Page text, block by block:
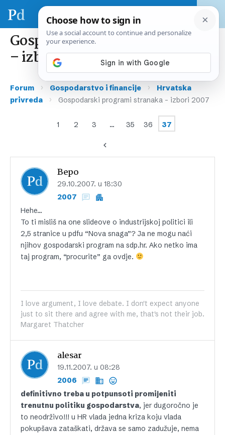
Gospodarski programi stranaka
– izbori 2007
Forum › Gospodarstvo i financije ›
Hrvatska
privreda
› Gospodarski programi stranaka – izbori 2007
1 2 3 … 35 36 37
Bepo
29.10.2007. u 18:30
2007
Hehe…
To ti misliš na one slideove o industrijskoj politici ili
2,5 stranice u pdfu “Nova snaga”? Ja ne mogu naći
njihov gospodarski program na sdp.hr. Ako netko ima
taj program, “procurite” ga ovdje.
I love argument, I love debate. I don't expect anyone
just to sit there and agree with me, that's not their job.
Margaret Thatcher
alesar
19.11.2007. u 08:28
2006
definitivno treba u potpunsoti promijeniti
trenutnu politiku gospodarstva, jer dugoročno je
to neodrživo!!! u HR vlada jedna kriza koju vlada
pokupšava zataškati, država se samo zadužuje, nema